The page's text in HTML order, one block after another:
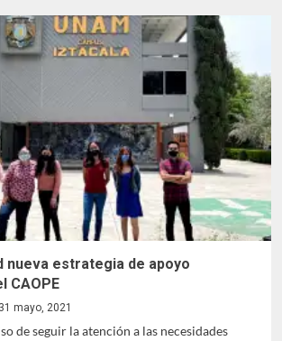
nueva estrategia de apoyo
CAOPE
31 mayo, 2021
de seguir la atención a las necesidades